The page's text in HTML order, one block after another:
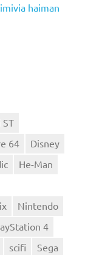
haiman
64
Disney
He-Man
Nintendo
4
scifi Sega